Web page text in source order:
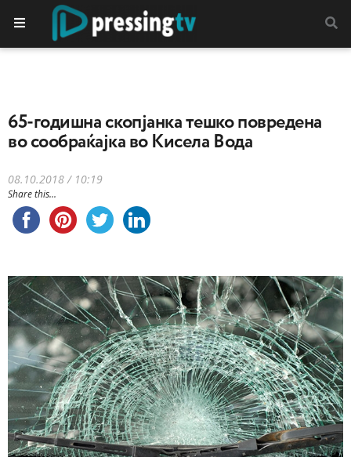
65-годишна скопјанка тешко повредена
во сообраќајка во Кисела Вода
08.10.2018 / 10:19
Share this...